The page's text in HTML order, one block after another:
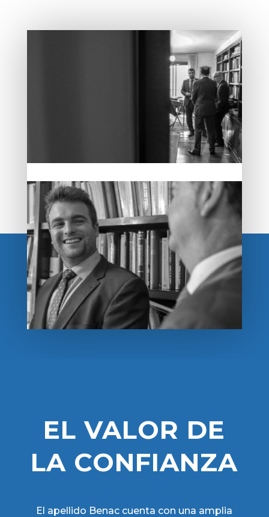
EL VALOR DE
LA CONFIANZA
El apellido Benac cuenta con una amplia